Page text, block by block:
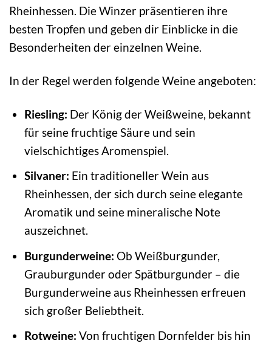
Rheinhessen. Die Winzer präsentieren ihre
besten Tropfen und geben dir Einblicke in die
Besonderheiten der einzelnen Weine.
In der Regel werden folgende Weine angeboten:
Riesling: Der König der Weißweine, bekannt
für seine fruchtige Säure und sein
vielschichtiges Aromenspiel.
Silvaner: Ein traditioneller Wein aus
Rheinhessen, der sich durch seine elegante
Aromatik und seine mineralische Note
auszeichnet.
Burgunderweine: Ob Weißburgunder,
Grauburgunder oder Spätburgunder – die
Burgunderweine aus Rheinhessen erfreuen
sich großer Beliebtheit.
Rotweine: Von fruchtigen Dornfelder bis hin